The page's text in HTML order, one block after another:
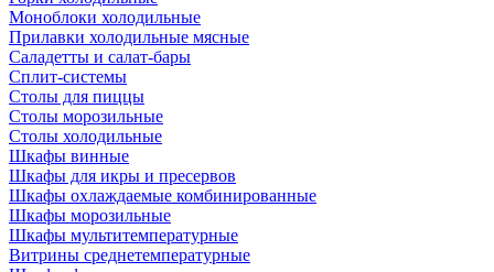
Моноблоки холодильные
Прилавки холодильные мясные
Саладетты и салат-бары
Сплит-системы
Столы для пиццы
Столы морозильные
Столы холодильные
Шкафы винные
Шкафы для икры и пресервов
Шкафы охлаждаемые комбинированные
Шкафы морозильные
Шкафы мультитемпературные
Витрины среднетемпературные